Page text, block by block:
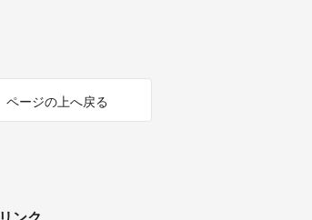
ページの上へ戻る